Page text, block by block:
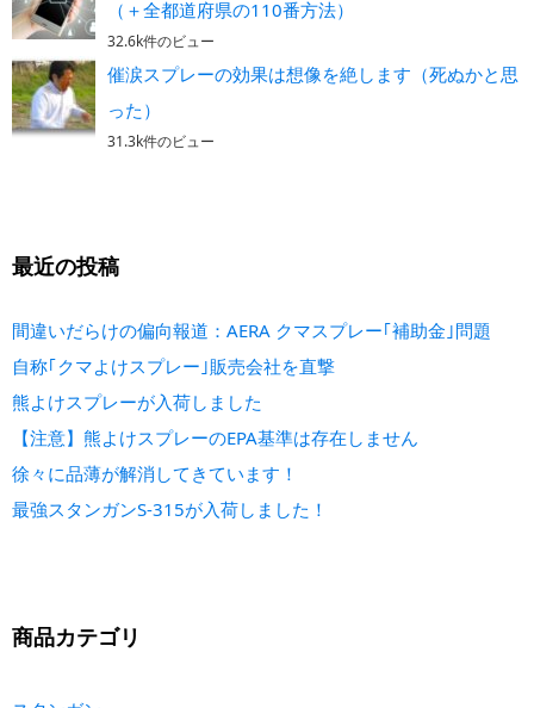
（＋全都道府県の110番方法）
32.6k件のビュー
催涙スプレーの効果は想像を絶します（死ぬかと思
った）
31.3k件のビュー
最近の投稿
間違いだらけの偏向報道：AERA クマスプレー｢補助金｣問題
自称｢クマよけスプレー｣販売会社を直撃
熊よけスプレーが入荷しました
【注意】熊よけスプレーのEPA基準は存在しません
徐々に品薄が解消してきています！
最強スタンガンS-315が入荷しました！
商品カテゴリ